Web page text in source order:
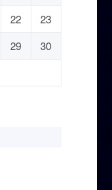
22
23
29
30